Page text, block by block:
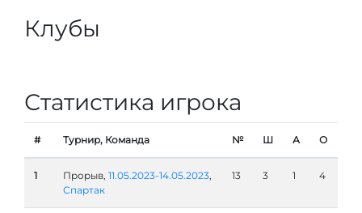
Клубы
Статистика игрока
# Турнир, Команда № Ш А О
1 Прорыв, 11.05.2023-14.05.2023,
Спартак
13 3 1 4